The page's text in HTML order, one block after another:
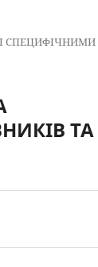
СПЕЦИФІЧНИМИ
ТА